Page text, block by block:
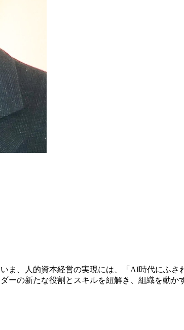
、人的資本経営の実現には、「AI時代にふさ
ーの新たな役割とスキルを紐解き、組織を動か